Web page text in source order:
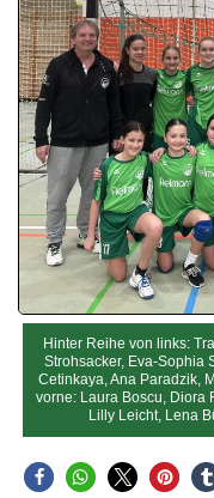
Hinter Reihe von links:
Strohsacker, Eva-Sophia
Cetinkaya, Ana Paradzik,
vorne: Laura Boscu, Diora
Lilly Leicht, Lena